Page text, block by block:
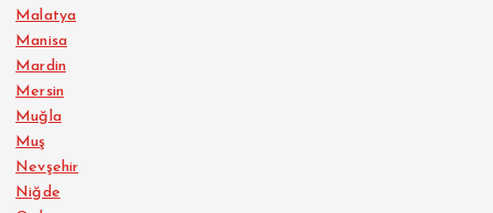
Malatya
Manisa
Mardin
Mersin
Muğla
Muş
Nevşehir
Niğde